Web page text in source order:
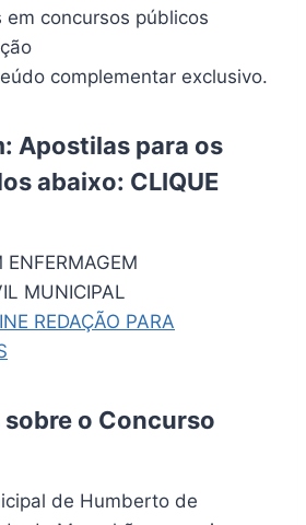
em concursos públicos
complementar exclusivo.
Apostilas para os
abaixo: CLIQUE
ENFERMAGEM
MUNICIPAL
REDAÇÃO PARA
o Concurso
de Humberto de